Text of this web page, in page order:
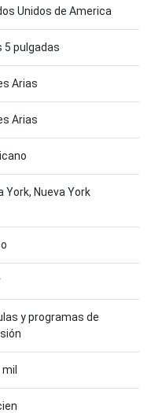
Unidos de America
5 pulgadas
Arias
Arias
York, Nueva York
y programas de